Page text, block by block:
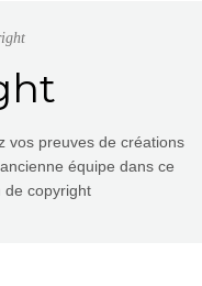
vos preuves de créations
équipe dans ce
de copyright